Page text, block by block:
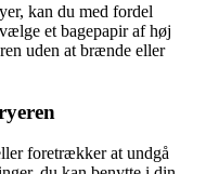
kan du med fordel
et bagepapir af høj
uden at brænde eller
foretrækker at undgå